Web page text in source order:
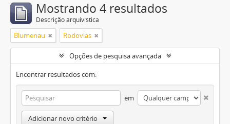
Mostrando 4 resultados
Descrição arquivística
Blumenau Rodovias
Opções de pesquisa avançada
Encontrar resultados com:
em
Adicionar novo critério